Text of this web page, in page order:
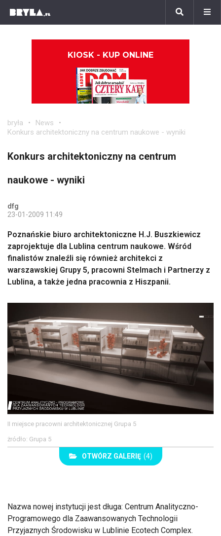
KIOSK - KUP ONLINE
bryła
News
Konkurs architektoniczny na centrum naukowe - wyniki
Konkurs architektoniczny na centrum
naukowe - wyniki
dfg
23-01-2009 11:49
Poznańskie biuro architektoniczne H.J. Buszkiewicz
zaprojektuje dla Lublina centrum naukowe. Wśród
finalistów znaleźli się również architekci z
warszawskiej Grupy 5, pracowni Stelmach i Partnerzy z
Lublina, a także jedna pracownia z Hiszpanii.
II miejsce pracowni architektonicznej Grupa 5
żródło: Grupa 5
OTWÓRZ GALERIĘ (4)
Nazwa nowej instytucji jest długa: Centrum Analityczno-
Programowego dla Zaawansowanych Technologii
Przyjaznych Środowisku w Lublinie Ecotech Complex.